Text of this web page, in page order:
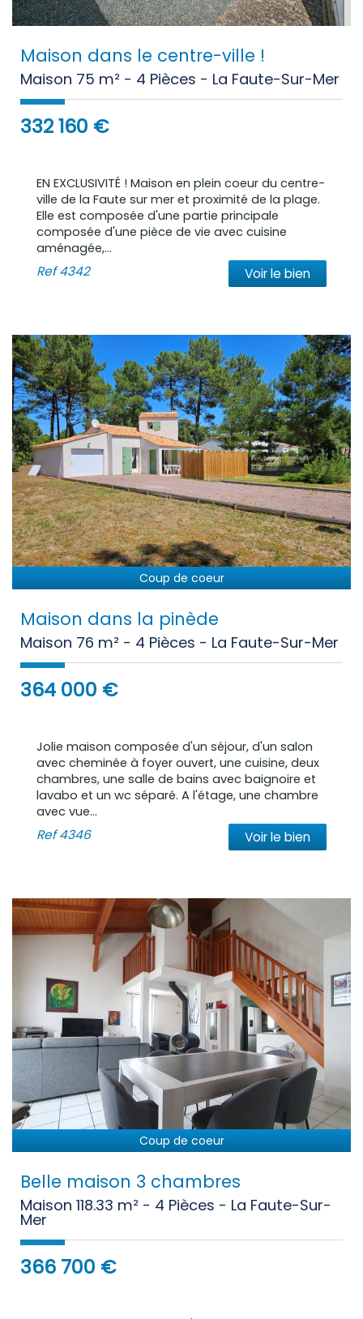
Maison dans le centre-ville !
Maison 75 m² - 4 Pièces - La Faute-Sur-Mer
332 160 €
EN EXCLUSIVITÉ ! Maison en plein coeur du centre-
ville de la Faute sur mer et proximité de la plage.
Elle est composée d'une partie principale
composée d'une pièce de vie avec cuisine
aménagée,...
Ref4342 Voir le bien
Coup de coeur
Maison dans la pinède
Maison 76 m² - 4 Pièces - La Faute-Sur-Mer
364 000 €
Jolie maison composée d'un séjour, d'un salon
avec cheminée à foyer ouvert, une cuisine, deux
chambres, une salle de bains avec baignoire et
lavabo et un wc séparé. A l'étage, une chambre
avec vue...
Ref4346 Voir le bien
Coup de coeur
Belle maison 3 chambres
Maison 118.33 m² - 4 Pièces - La Faute-Sur-
Mer
366 700 €